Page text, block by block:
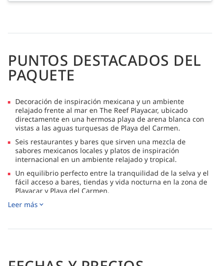
PUNTOS DESTACADOS DEL
PAQUETE
Decoración de inspiración mexicana y un ambiente
relajado frente al mar en The Reef Playacar, ubicado
directamente en una hermosa playa de arena blanca con
vistas a las aguas turquesas de Playa del Carmen.
Seis restaurantes y bares que sirven una mezcla de
sabores mexicanos locales y platos de inspiración
internacional en un ambiente relajado y tropical.
Un equilibrio perfecto entre la tranquilidad de la selva y el
fácil acceso a bares, tiendas y vida nocturna en la zona de
Playacar y Playa del Carmen.
Aguas cálidas durante todo el año y excelente visibilidad
impresionante variedad de estrellas de mar.
Leer más